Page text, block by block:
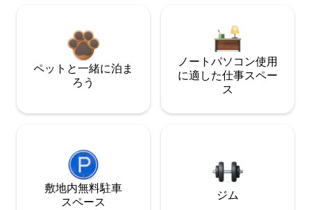
ペットと一緒に泊ま
ろう
ノートパソコン使用
に適した仕事スペー
ス
敷地内無料駐⁠車
ス⁠ペ⁠ー⁠ス
ジム